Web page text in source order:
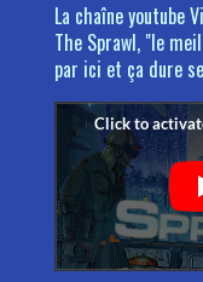
La chaîne youtube
The Sprawl, "le
par ici et ça dure